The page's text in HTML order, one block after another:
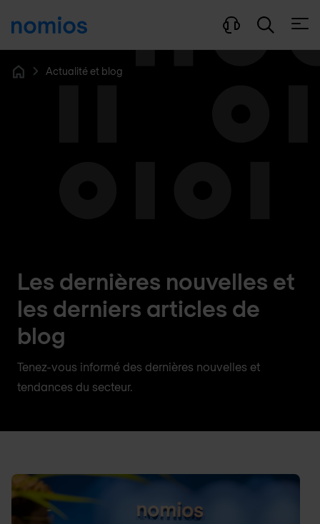
Actualité et blog
Les dernières nouvelles et
les derniers articles de
blog
Tenez-vous informé des dernières nouvelles et
tendances du secteur.